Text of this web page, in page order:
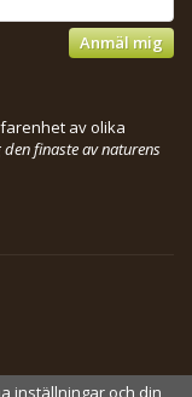
Anmäl mig
av olika
den finaste av naturens
inställningar och din